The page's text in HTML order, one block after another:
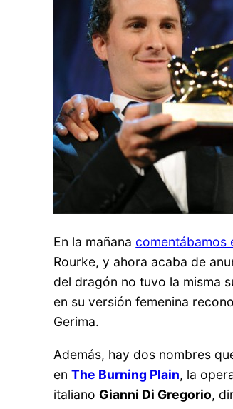
En la mañana comentábamos
Rourke, y ahora acaba de
del dragón no tuvo la misma
en su versión femenina
Gerima.
Además, hay dos nombres
enThe Burning Plain, la
italiano Gianni Di Gregorio,